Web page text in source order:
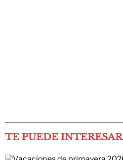
TE PUEDE INTERESAR